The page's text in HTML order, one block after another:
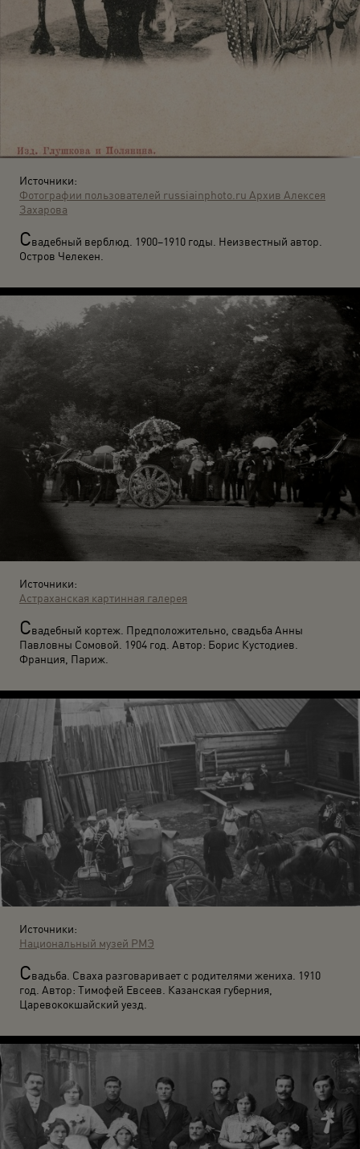
Источники:
Фотографии пользователей russiainphoto.ru Архив Алексея
Захарова
Свадебный верблюд. 1900–1910 годы. Неизвестный автор.
Остров Челекен.
Источники:
Астраханская картинная галерея
Свадебный кортеж. Предположительно, свадьба Анны
Павловны Сомовой. 1904 год. Автор: Борис Кустодиев.
Франция, Париж.
Источники:
Национальный музей РМЭ
Свадьба. Сваха разговаривает с родителями жениха. 1910
год. Автор: Тимофей Евсеев. Казанская губерния,
Царевококшайский уезд.